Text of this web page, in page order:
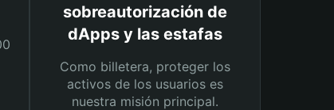
sobreautorización de
dApps y las estafas
Como billetera, proteger los
activos de los usuarios es
nuestra misión principal.